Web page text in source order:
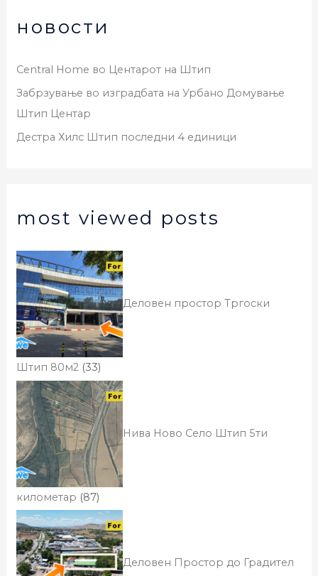
новости
Central Home во Центарот на Штип
Забрзување во изградбата на Урбано Домување
Штип Центар
Дестра Хилс Штип последни 4 единици
most viewed posts
Деловен простор Тргоски
Штип 80м2 (33)
Нива Ново Село Штип 5ти
километар (87)
Деловен Простор до Градител